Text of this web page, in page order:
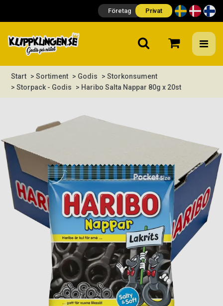
Företag Privat
Start > Sortiment > Godis
> Storkonsument
> Storpack - Godis
> Haribo Salta Nappar 80g x 20st